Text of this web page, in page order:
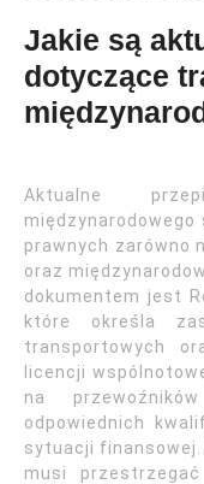
Jakie są
dotyczące
Aktualne
prawnych zarówno
oraz
dokumentem jest
które określa
transportowych
licencji
na
odpowiednich
sytuacji finansowej.
musi